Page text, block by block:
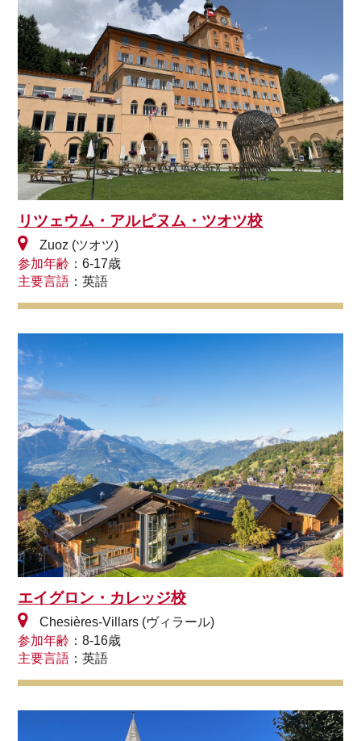
リツェウム・アルピヌム・ツオツ校
Zuoz (ツオツ)
参加年齢 ：6-17歳
主要言語 ：英語
エイグロン・カレッジ校
Chesières-Villars (ヴィラール)
参加年齢 ：8-16歳
主要言語 ：英語